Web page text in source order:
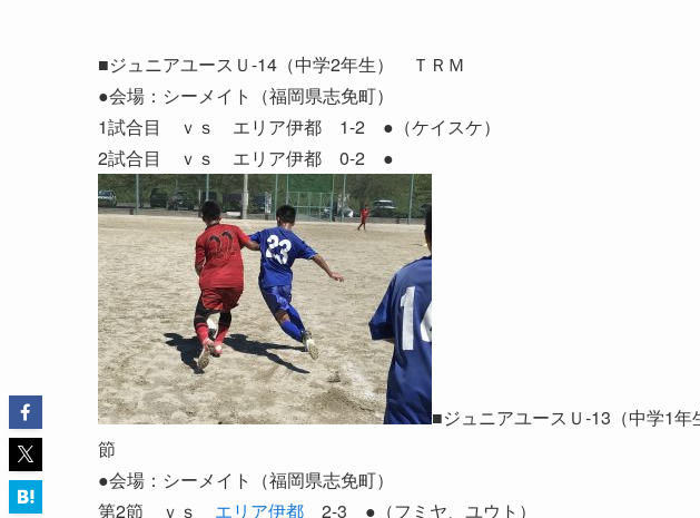
■ジュニアユースＵ-14（中学2年生） ＴＲＭ
●会場：シーメイト（福岡県志免町）
1試合目 ｖｓ エリア伊都 1-2 ●（ケイスケ）
2試合目 ｖｓ エリア伊都 0-2 ●
■ジュニアユースＵ-13（中学1
節
●会場：シーメイト（福岡県志免町）
第2節 ｖｓ エリア伊都 2-3 ●（フミヤ、ユウト）